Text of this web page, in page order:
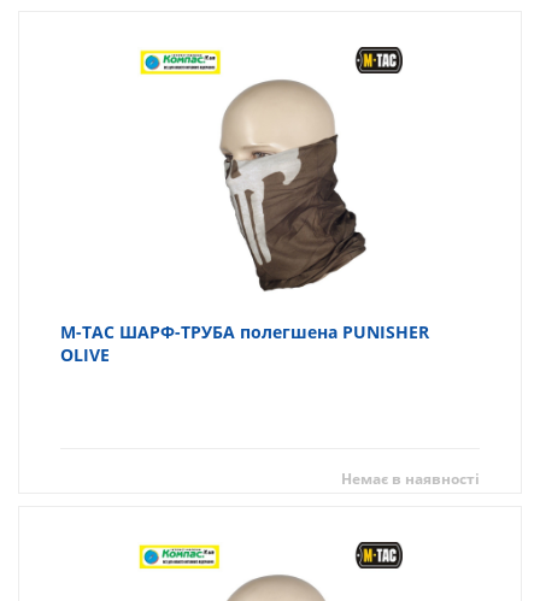
M-TAC ШАРФ-ТРУБА полегшена PUNISHER
OLIVE
Немає в наявності